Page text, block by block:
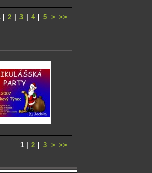
2 3 4 5 > >>
1 2 3 > >>